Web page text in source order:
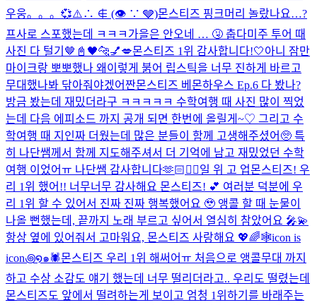
우웅。。。💞⚠️∴ ∉ (👁 ∵ 🩶)몬스티즈 핑크머리 놀랐나요…?
프사로 스포했는데 ㅋㅋㅋ 가을은 안오네 … 🤧 춥다미주 투어 때
사진 다 털기🤎 📓🖤🐆💅💋몬스티즈 1위 감사합니다!🤍아니 잠만
마이크랑 뽀뽀했나 왜이렇게 붉어 립스틱을 너무 진하게 바르고
무대했나봐 닦아줘야겠어짠몬스티즈 베몬하우스 Ep.6 다 봤나?
방금 봤는데 재밌더라구 ㅋㅋㅋㅋㅋ 수학여행 때 사진 많이 찍었
는데 다음 에피소드 까지 공개 되면 한번에 올릴게~♡ 그리고 수
학여행 때 지인짜 더웠는데 많은 분들이 함께 고생해주셨어🥺 특
히 나단쌤께서 함께 지도해주셔서 더 기억에 남고 재밌었던 수학
여행 이었어ㅠ 나단쌤 감사합니다🫶🏻 ❤️‍🔥일 위 고 업몬스티즈! 우
리 1위 했어!! 너무너무 감사해요 몬스티즈! 💕 여러분 덕분에 우
리 1위 할 수 있어서 진짜 진짜 행복했어요 🥹 앵콜 할 때 눈물이
나올 뻔했는데, 끝까지 노래 부르고 싶어서 열심히 참았어요 🎤💫
항상 옆에 있어줘서 고마워요, 몬스티즈 사랑해요 💖🌈🕸️icon is
icon꩜໑๑🕷️몬스티즈 우리 1위 해써어ㅠ 처음으로 앵콜무대 까지
하고 수상 소감도 얘기 했는데 너무 떨리더라고.. 우리도 떨렸는데
몬스티즈도 앞에서 떨려하는게 보이고 엄청 1위하기를 바래주는